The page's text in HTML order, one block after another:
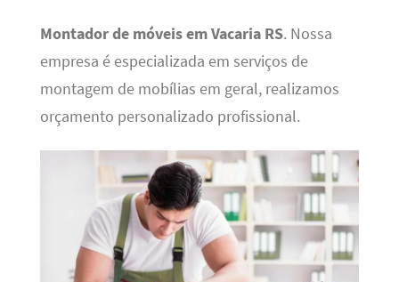
Montador de móveis em Vacaria RS. Nossa
empresa é especializada em serviços de
montagem de mobílias em geral, realizamos
orçamento personalizado profissional.